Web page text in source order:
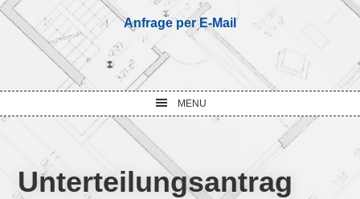
Anfrage per E-Mail
MENU
Unterteilungsantrag